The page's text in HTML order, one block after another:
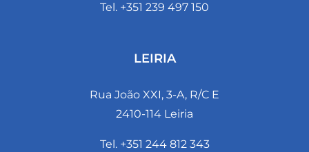
Tel. +351 239 497 150
LEIRIA
Rua João XXI, 3-A, R/C E
2410-114 Leiria
Tel. +351 244 812 343